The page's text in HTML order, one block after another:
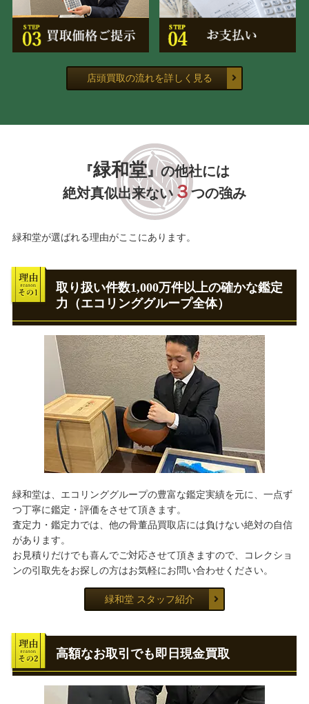
店頭買取の流れを詳しく見る
『緑和堂』の他社には
絶対真似出来ない ３つの強み
緑和堂が選ばれる理由がここにあります。
取り扱い件数1,000万件以上の確かな鑑定
力（エコリンググループ全体）
緑和堂は、エコリンググループの豊富な鑑定実績を元に、一点ず
つ丁寧に鑑定・評価をさせて頂きます。
査定力・鑑定力では、他の骨董品買取店には負けない絶対の自信
があります。
お見積りだけでも喜んでご対応させて頂きますので、コレクショ
ンの引取先をお探しの方はお気軽にお問い合わせください。
緑和堂 スタッフ紹介
高額なお取引でも即日現金買取